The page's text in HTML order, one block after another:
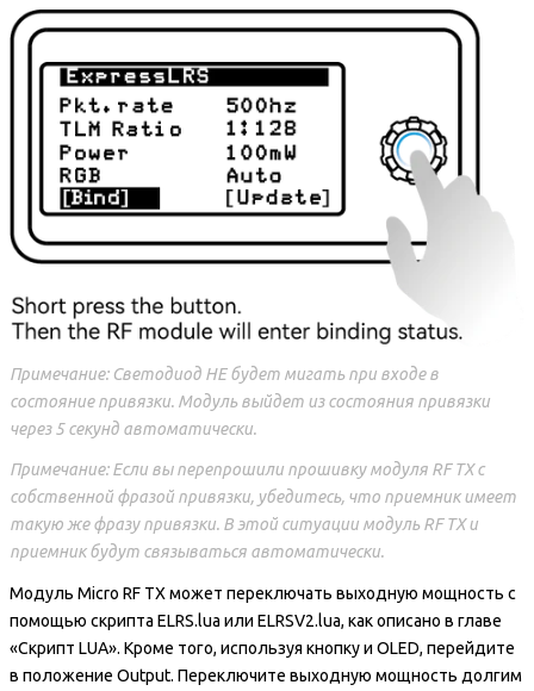
Примечание: Светодиод НЕ будет мигать при входе в
состояние привязки. Модуль выйдет из состояния привязки
через 5 секунд автоматически.
Примечание: Если вы перепрошили прошивку модуля RF TX с
собственной фразой привязки, убедитесь, что приемник имеет
такую же фразу привязки. В этой ситуации модуль RF TX и
приемник будут связываться автоматически.
Модуль Micro RF TX может переключать выходную мощность с
помощью скрипта ELRS.lua или ELRSV2.lua, как описано в главе
«Скрипт LUA». Кроме того, используя кнопку и OLED, перейдите
в положение Output. Переключите выходную мощность долгим